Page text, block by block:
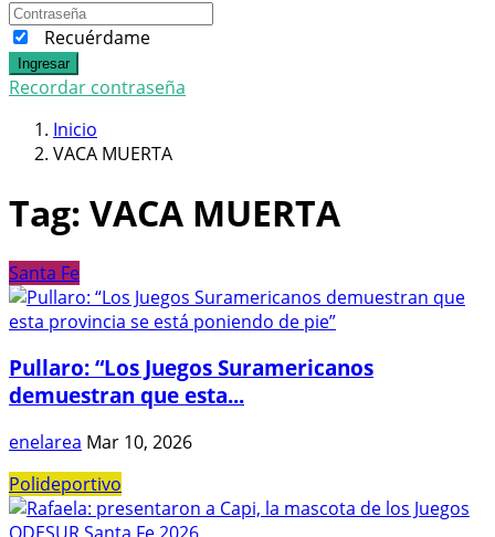
Recuérdame
Ingresar
Recordar contraseña
Inicio
VACA MUERTA
Tag: VACA MUERTA
Santa Fe
Pullaro: “Los Juegos Suramericanos
demuestran que esta...
enelarea Mar 10, 2026
Polideportivo